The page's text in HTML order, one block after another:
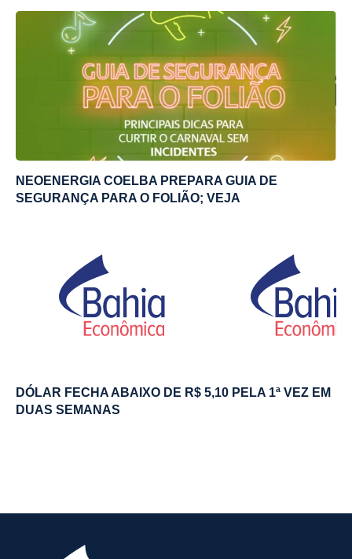
NEOENERGIA COELBA PREPARA GUIA DE
SEGURANÇA PARA O FOLIÃO; VEJA
DÓLAR FECHA ABAIXO DE R$ 5,10 PELA 1ª VEZ EM
DUAS SEMANAS